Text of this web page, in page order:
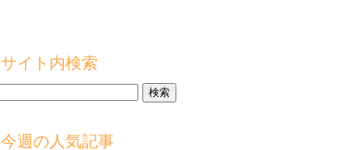
サイト内検索
今週の人気記事